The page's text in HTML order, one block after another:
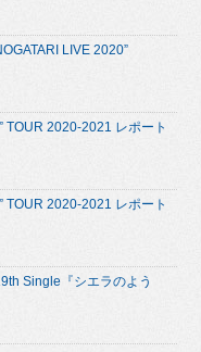
LIVE 2020”
TOUR 2020-2021 レポート
TOUR 2020-2021 レポート
Single『シエラのよう